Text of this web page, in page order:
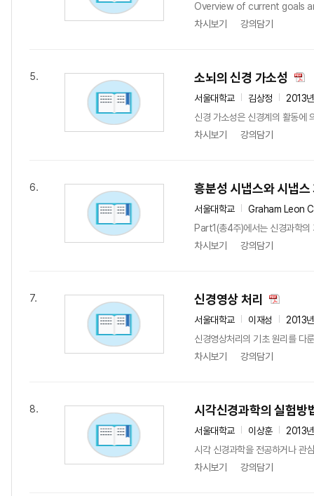
Overview of current goals
차시보기
강의담기
5. 소뇌의 신경 가소성
서울대학교 김상정
2013
신경 가소성은 신경계의 활동에
차시보기
강의담기
6. 흥분성 시냅스와 시냅스
서울대학교
Graham Leon
Part1(총4주)에서는 신경과학
차시보기
강의담기
7. 신경영상 처리
서울대학교 이재성
2013
신경영상처리의 기초 원리를 다
차시보기
강의담기
8. 시각신경과학의 실험방
서울대학교 이상훈
2013
시각 신경과학을 전공하거나 관
차시보기
강의담기